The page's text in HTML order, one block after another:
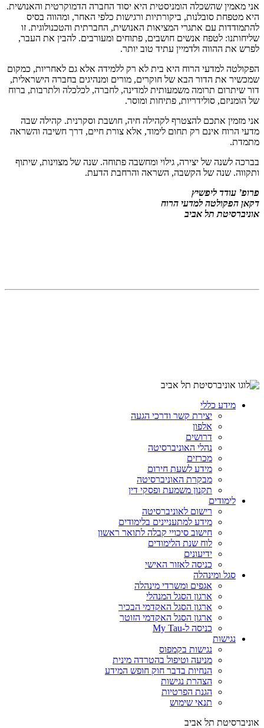
אני מאמין שהשכלה הומניסטית היא יסוד החברה הדמוקרטית והאנושית.
היא מטפחת סובלנות, ביקורתיות ורגישות כלפי האחר, ומהווה בסיס
להתמודדות עם אתגרי המציאות האנושית, החברתית והטכנולוגית. זו
שליחותנו: לטפח אנשים חושבים, פתוחים ומעורבים. להבין את העבר,
לפרש את ההווה ולדמיין עתיד טוב יותר.
הפקולטה למדעי הרוח היא בית לא רק ללמידה אלא גם לאחריות, כמקום
שמכשיר את הדור הבא של חוקרים, מורים ומנהיגים בחברה הישראלית,
דור שיתרום תרומה משמעותית למדינה, לחברה, לכלכלה ולתרבות, ברוח
של הומניזם, סולידריות, פתיחות ומוסר.
אני מזמין אתכם להצטרף לקהילה חיה, חושבת וסקרנית. קהילה שבה
מדעי הרוח אינם רק תחום לימוד, אלא צורת חיים, דרך חשיבה והשראה
מתמדת.
בברכה לשנה של יצירה, גילוי ומחשבה פתוחה. שנה של מצוינות, שיתוף
ותקווה. שנה של הקשבה, השראה והרחבת הדעת.
פרופ’ עודד ליפשיץ
דקאן הפקולטה למדעי הרוח
אוניברסיטת תל אביב
מידע כללי
יצירת קשר ודרכי הגעה
אלפון
דרושים
נהלי האוניברסיטה
מכרזים
מידע לשעת חירום
מבקרת האוניברסיטה
תקנון משמעת ופסקי דין
לימודים
רישום לאוניברסיטה
מידע למתעניינים בלימודים
חישוב סיכויי קבלה לתואר ראשון
לוח שנת הלימודים
ידיעונים
כניסה לאזור האישי
סגל ומינהלה
אגפים ומשרדי מינהלה
ארגון הסגל המנהלי
ארגון הסגל האקדמי הבכיר
ארגון הסגל האקדמי הזוטר
כניסה ל-My Tau
נגישות
נגישות בקמפוס
מניעה וטיפול בהטרדה מינית
הנחיות בדבר חוק חופש המידע
הצהרת נגישות
הגנת הפרטיות
תנאי שימוש
אוניברסיטת תל אביב